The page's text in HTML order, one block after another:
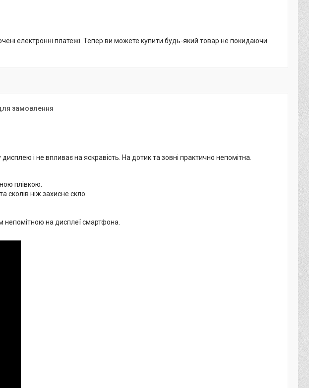
електронні платежі. Тепер ви можете купити будь-який товар не покидаючи
замовлення
і не впливає на яскравість. На дотик та зовні практично непомітна.
плівкою.
сколів ніж захисне скло.
непомітною на дисплеї смартфона.